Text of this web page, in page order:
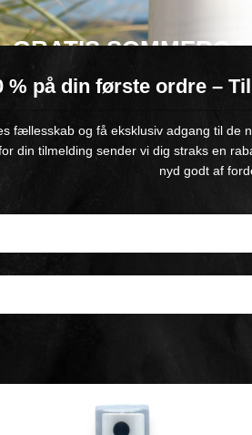
% på din første ordre –
fællesskab og få eksklusiv adgang til
din tilmelding sender vi dig straks en
nyd godt af
GRATIS
Køb for min. 600 kr.
GRATIS Blue Wonder Kropspleje
🎁 Gælder til og med d. 9. august
90 DAGES FULD RETURRET
V. Køb